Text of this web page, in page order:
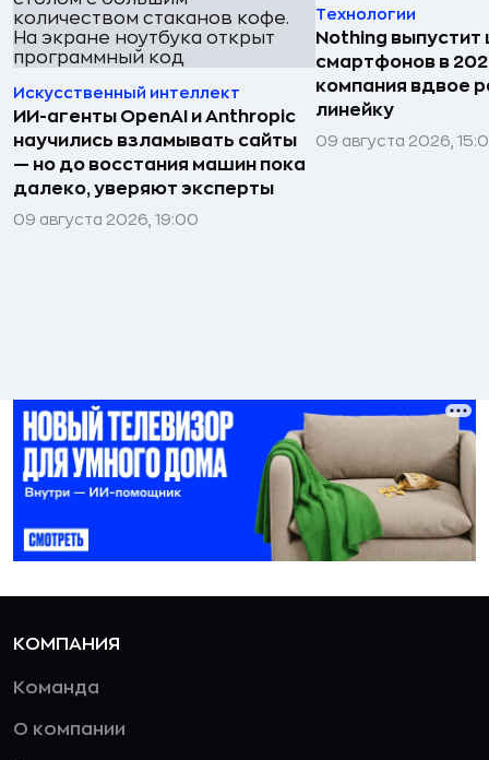
Искусственный интеллект
ИИ-агенты OpenAI и Anthropic
научились взламывать сайты
— но до восстания машин пока
далеко, уверяют эксперты
09 августа 2026, 19:00
Технологии
Nothing выпустит
смартфонов в
компания вдвое
линейку
09 августа 2026,
КОМПАНИЯ
Команда
О компании